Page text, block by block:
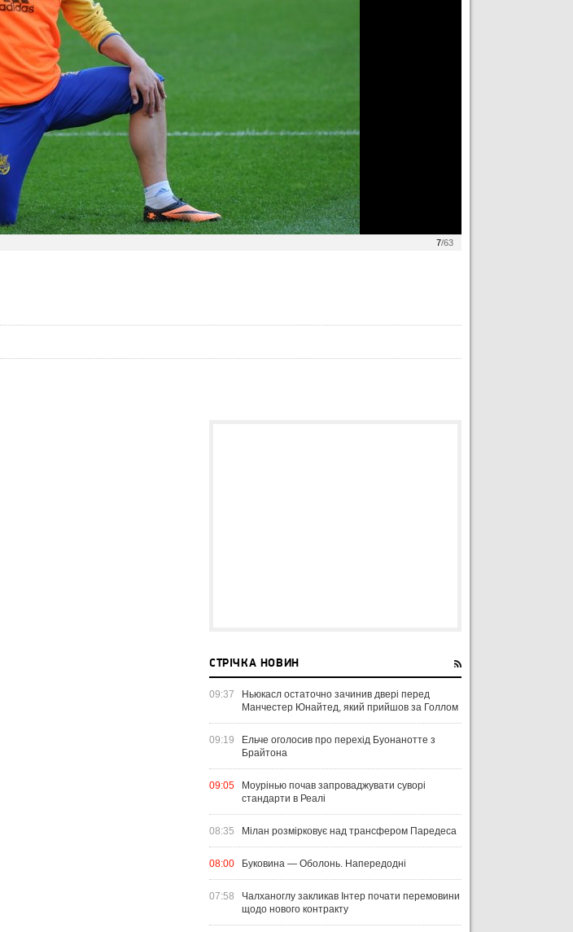
7/63
СТРІЧКА НОВИН
09:37
Ньюкасл остаточно зачинив двері перед
Манчестер Юнайтед, який прийшов за Голлом
09:19
Ельче оголосив про перехід Буонанотте з
Брайтона
09:05
Моурінью почав запроваджувати суворі
стандарти в Реалі
08:35 Мілан розмірковує над трансфером Паредеса
08:00 Буковина — Оболонь. Напередодні
07:58
Чалханоглу закликав Інтер почати перемовини
щодо нового контракту